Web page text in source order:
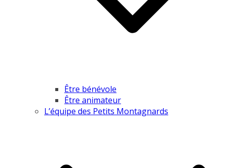
Être bénévole
Être animateur
L’équipe des Petits Montagnards